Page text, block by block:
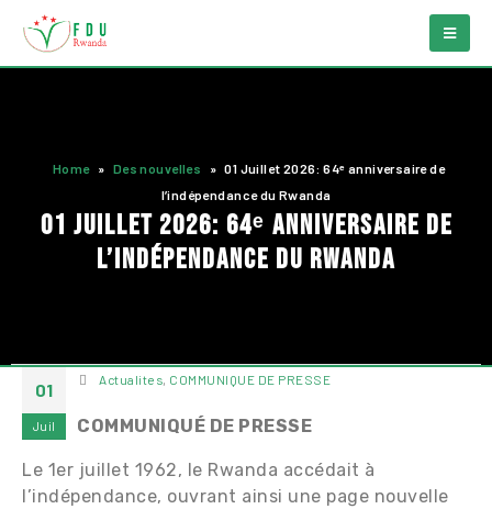
Home » Des nouvelles » 01 Juillet 2026: 64ᵉ anniversaire de
l’indépendance du Rwanda
01 Juillet 2026: 64ᵉ anniversaire de
l’indépendance du Rwanda
01
Juil
Actualites, COMMUNIQUE DE PRESSE
COMMUNIQUÉ DE PRESSE
Le 1er juillet 1962, le Rwanda accédait à
l’indépendance, ouvrant ainsi une page nouvelle